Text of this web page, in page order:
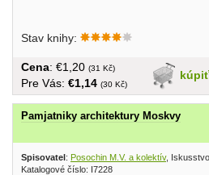
Stav knihy:
kúpiť
Cena: €1,20 (31 Kč)
Pre Vás: €1,14 (30 Kč)
Pamjatniky architektury Moskvy
Spisovatel: Posochin M.V. a kolektív,
Katalogové číslo: I7228